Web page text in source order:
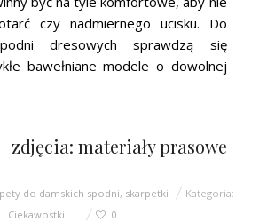
czy nadmiernego ucisku. Do
dresowych sprawdzą się
bawełniane modele o dowolnej
zdjęcia: materiały prasowe
do damskich spodni, skarpetki
Kategoria:
Ciekawostki
0